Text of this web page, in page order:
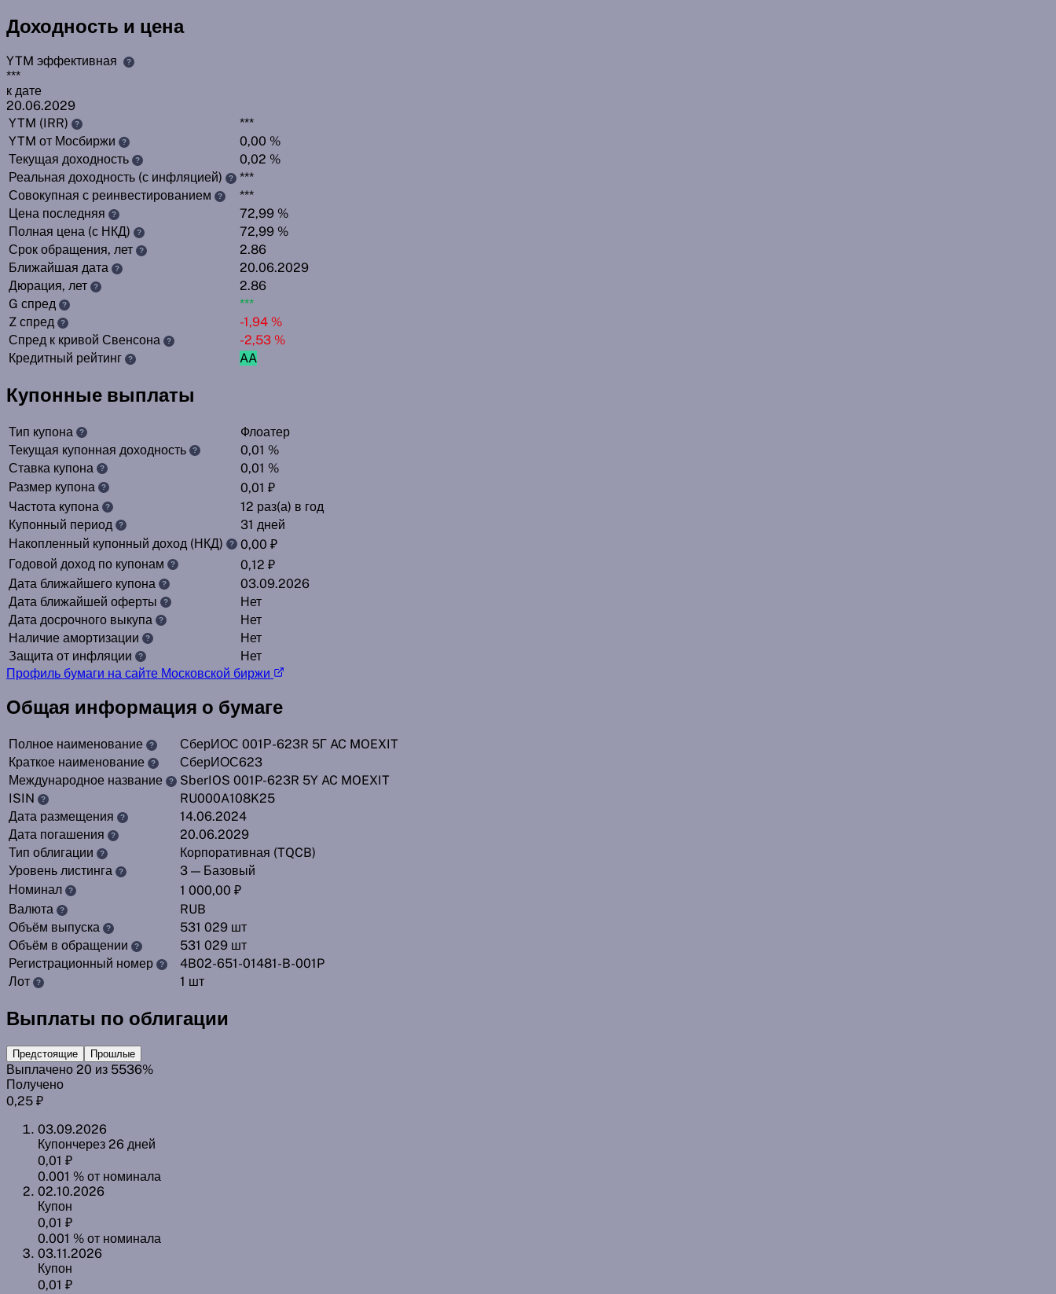
Доходность и цена
YTM эффективная ?
***
к дате
20.06.2029
YTM (IRR)
?
***
YTM от Мосбиржи
?
0,00 %
Текущая доходность
?
0,02 %
Реальная доходность (с инфляцией)
?
***
Совокупная с реинвестированием
?
***
Цена последняя
?
72,99 %
Полная цена (с НКД)
?
72,99 %
Срок обращения, лет
?
2.86
Ближайшая дата
?
20.06.2029
Дюрация, лет
?
2.86
G спред
?
***
Z спред
?
-1,94 %
Спред к кривой Свенсона
?
-2,53 %
Кредитный рейтинг
? AA
Купонные выплаты
Тип купона ?
Флоатер
Текущая купонная доходность
?
0,01 %
Ставка купона
?
0,01 %
Размер купона
?
0,01 ₽
Частота купона
?
12 раз(а) в год
Купонный период
?
31 дней
Накопленный купонный доход (НКД)
?
0,00 ₽
Годовой доход по купонам
?
0,12 ₽
Дата ближайшего купона
?
03.09.2026
Дата ближайшей оферты
?
Нет
Дата досрочного выкупа
?
Нет
Наличие амортизации
?
Нет
Защита от инфляции
?
Нет
Профиль бумаги на сайте Московской биржи
Общая информация о бумаге
Полное наименование ?
СберИОС 001Р-623R 5Г AC MOEXIT
Краткое наименование
?
СберИОС623
Международное название
?
SberIOS 001P-623R 5Y AC MOEXIT
ISIN
?
RU000A108K25
Дата размещения
?
14.06.2024
Дата погашения
?
20.06.2029
Тип облигации
?
Корпоративная (TQCB)
Уровень листинга
?
3 — Базовый
Номинал
?
1 000,00 ₽
Валюта
?
RUB
Объём выпуска
?
531 029 шт
Объём в обращении
?
531 029 шт
Регистрационный номер
?
4B02-651-01481-B-001P
Лот
? 1 шт
Выплаты по облигации
Предстоящие Прошлые
Выплачено 20 из 5536%
Получено
0,25 ₽
03.09.2026
Купончерез 26 дней
0,01 ₽
0.001 % от номинала
02.10.2026
Купон
0,01 ₽
0.001 % от номинала
03.11.2026
Купон
0,01 ₽